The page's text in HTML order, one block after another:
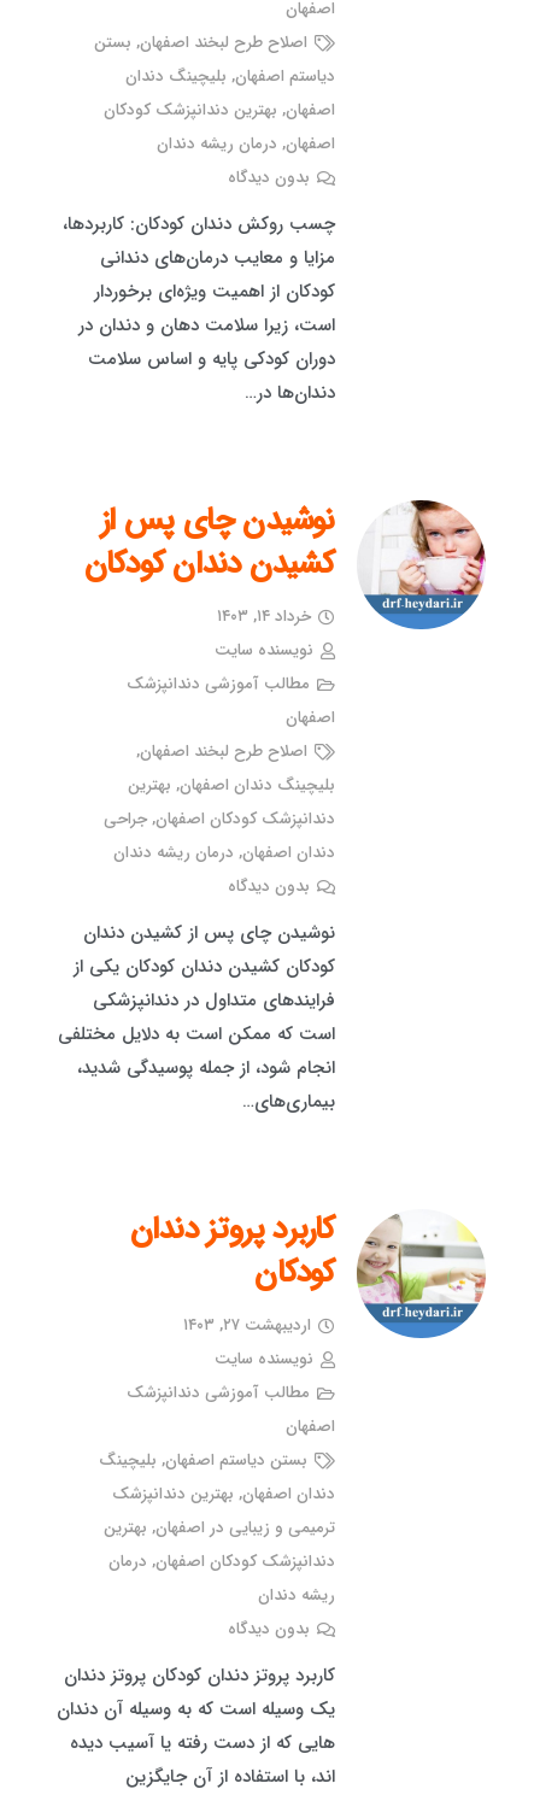
اصفهان
اصلاح طرح لبخند اصفهان, بستن
دیاستم اصفهان, بلیچینگ دندان
اصفهان, بهترین دندانپزشک کودکان
اصفهان, درمان ریشه دندان
بدون دیدگاه
چسب روکش دندان کودکان: کاربردها،
مزایا و معایب درمان‌های دندانی
کودکان از اهمیت ویژه‌ای برخوردار
است، زیرا سلامت دهان و دندان در
دوران کودکی پایه و اساس سلامت
دندان‌ها در…
نوشیدن چای پس از
کشیدن دندان کودکان
خرداد ۱۴, ۱۴۰۳
نویسنده سایت
مطالب آموزشی دندانپزشک
اصفهان
اصلاح طرح لبخند اصفهان,
بلیچینگ دندان اصفهان, بهترین
دندانپزشک کودکان اصفهان,جراحی
دندان اصفهان, درمان ریشه دندان
بدون دیدگاه
نوشیدن چای پس از کشیدن دندان
کودکان کشیدن دندان کودکان یکی از
فرایندهای متداول در دندانپزشکی
است که ممکن است به دلایل مختلفی
انجام شود، از جمله پوسیدگی شدید،
بیماری‌های…
کاربرد پروتز دندان
کودکان
اردیبهشت ۲۷, ۱۴۰۳
نویسنده سایت
مطالب آموزشی دندانپزشک
اصفهان
بستن دیاستم اصفهان, بلیچینگ
دندان اصفهان, بهترین دندانپزشک
ترمیمی و زیبایی در اصفهان, بهترین
دندانپزشک کودکان اصفهان, درمان
ریشه دندان
بدون دیدگاه
کاربرد پروتز دندان کودکان پروتز دندان
یک وسیله است که به وسیله آن دندان
هایی که از دست رفته یا آسیب دیده
اند، با استفاده از آن جایگزین